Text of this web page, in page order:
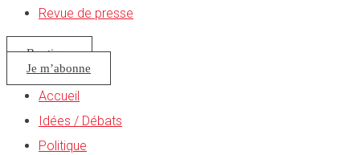
Revue de presse
Boutique
Je m’abonne
Accueil
Idées / Débats
Politique